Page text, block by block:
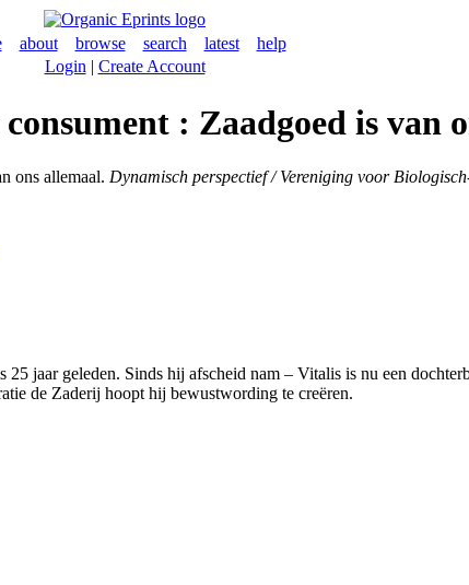
about browse search latest
help
Login | Create Account
: Zaadgoed is van
ons allemaal. Dynamisch perspectief / Vereniging voor
jaar geleden. Sinds hij afscheid nam – Vitalis is nu een
de Zaderij hoopt hij bewustwording te creëren.